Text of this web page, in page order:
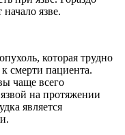
язве.
которая трудно
смерти пациента.
чаще всего
на протяжении
является